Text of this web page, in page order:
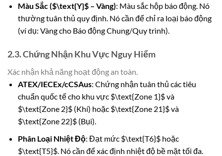
Màu Sắc ($\text{Y}$ – Vàng): Màu sắc hộp báo động. Nó
thường tuân thủ quy định. Nó cần để chỉ ra loại báo động
(ví dụ: Vàng cho Báo động Chung/Quy trình).
2.3. Chứng Nhận Khu Vực Nguy Hiểm
Xác nhận khả năng hoạt động an toàn.
ATEX/IECEx/cCSAus: Chứng nhận tuân thủ các tiêu
chuẩn quốc tế cho khu vực $\text{Zone 1}$ và
$\text{Zone 2}$ (Khí) hoặc $\text{Zone 21}$ và
$\text{Zone 22}$ (Bụi).
Phân Loại Nhiệt Độ: Đạt mức $\text{T6}$ hoặc
$\text{T5}$. Nó cần để xác định nhiệt độ bề mặt tối đa.